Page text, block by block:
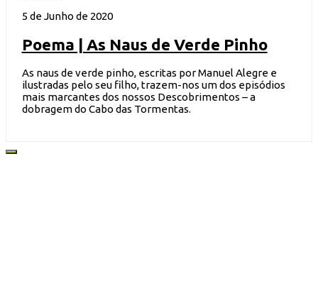
5 de Junho de 2020
Poema | As Naus de Verde Pinho
As naus de verde pinho, escritas por Manuel Alegre e
ilustradas pelo seu filho, trazem-nos um dos episódios
mais marcantes dos nossos Descobrimentos – a
dobragem do Cabo das Tormentas.